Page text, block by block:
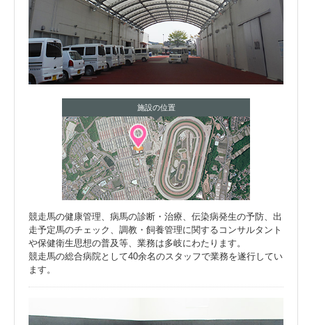
施設の位置
競走馬の健康管理、病馬の診断・治療、伝染病発生の予防、出
走予定馬のチェック、調教・飼養管理に関するコンサルタント
や保健衛生思想の普及等、業務は多岐にわたります。
競走馬の総合病院として40余名のスタッフで業務を遂行してい
ます。